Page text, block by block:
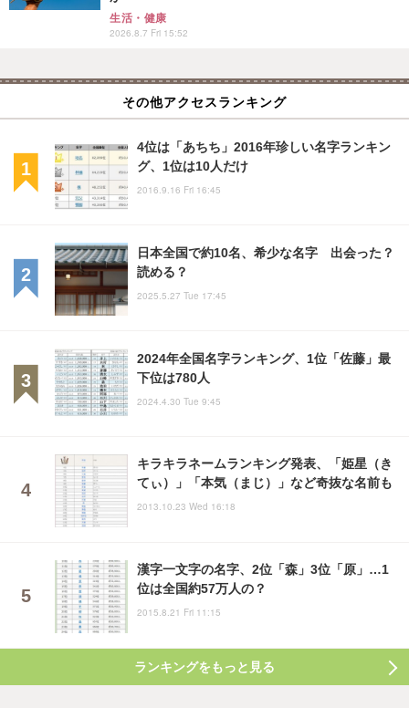
生活・健康
2026.8.7 Fri 15:52
その他アクセスランキング
4位は「あちち」2016年珍しい名字ランキン
グ、1位は10人だけ
2016.9.16 Fri 16:45
日本全国で約10名、希少な名字 出会った？
読める？
2025.5.27 Tue 17:45
2024年全国名字ランキング、1位「佐藤」最
下位は780人
2024.4.30 Tue 9:45
キラキラネームランキング発表、「姫星（き
てぃ）」「本気（まじ）」など奇抜な名前も
2013.10.23 Wed 16:18
漢字一文字の名字、2位「森」3位「原」…1
位は全国約57万人の？
2015.8.21 Fri 11:15
ランキングをもっと見る